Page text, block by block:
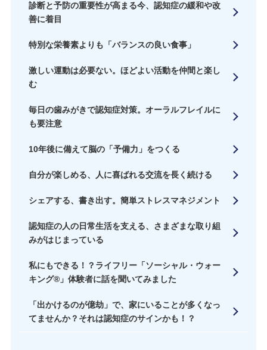
診断と予防の重要性が高まる今、認知症の緩和や改
善に着目
特別な栄養素よりも「バランスの良い食事」
激しい運動は必要ない。ほどよい活動を仲間と楽し
む
毎日の歯みがきで認知症対策。オーラルフレイルに
も要注意
10年後に備えて脳の「予備力」をつくる
自分が楽しめる、人に喜ばれる交流を長く続ける
シェアする、書き出す。簡単ストレスマネジメント
認知症の人の日常生活を支える、さまざまな取り組
みがはじまっている
私にもできる！？ライフリー「ソーシャル・ウォー
キング®」体験者に話を聞いてみました
「出かけるのが億劫」で、家にいることが多くなっ
てませんか？それは認知症のサインかも！？